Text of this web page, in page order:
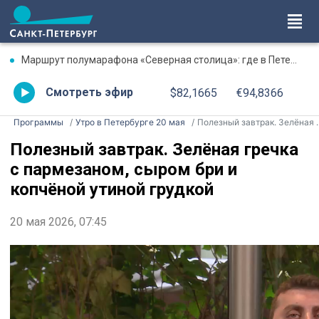
Маршрут полумарафона «Северная столица»: где в Петербурге будут перекрыты дороги 9 августа
Смотреть эфир $82,1665 €94,8366
Программы Утро в Петербурге 20 мая Полезный завтрак. Зелёная гречка с пармезаном, сыром бри и копчёной утиной грудкой
Полезный завтрак. Зелёная гречка
с пармезаном, сыром бри и
копчёной утиной грудкой
20 мая 2026, 07:45